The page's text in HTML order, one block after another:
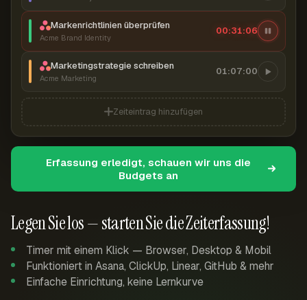
Legen Sie los — starten Sie die Zeiterfassung!
Timer mit einem Klick — Browser, Desktop & Mobil
Funktioniert in Asana, ClickUp, Linear, GitHub & mehr
Einfache Einrichtung, keine Lernkurve
Markenrichtlinien überprüfen
Acme Brand Identity
00:31:07
Marketingstrategie schreiben
Acme Marketing
01:07:00
Zeiteintrag hinzufügen
Erfassung erledigt, schauen wir uns die
Budgets an